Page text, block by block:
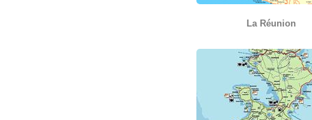
La Réunion